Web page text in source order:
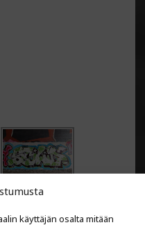
käyttäjän osalta mitään